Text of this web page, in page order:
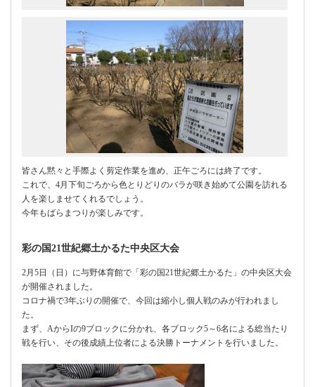
皆さん黙々と手際よく剪定作業を進め、正午ごろには終了です。
これで、4月下旬ごろから色とりどりのバラが咲き始めて公園を訪れる
人を楽しませてくれるでしょう。
今年もばらまつりが楽しみです。
彩の国21世紀郷土かるた中央区大会
2月5日（日）に与野体育館で「彩の国21世紀郷土かるた」の中央区大会
が開催されました。
コロナ禍で3年ぶりの開催で、今回は縮小し個人戦のみが行われまし
た。
まず、AからIの9ブロックに分かれ、各ブロック5～6名による総当たり
戦を行い、その後成績上位者による決勝トーナメントを行いました。